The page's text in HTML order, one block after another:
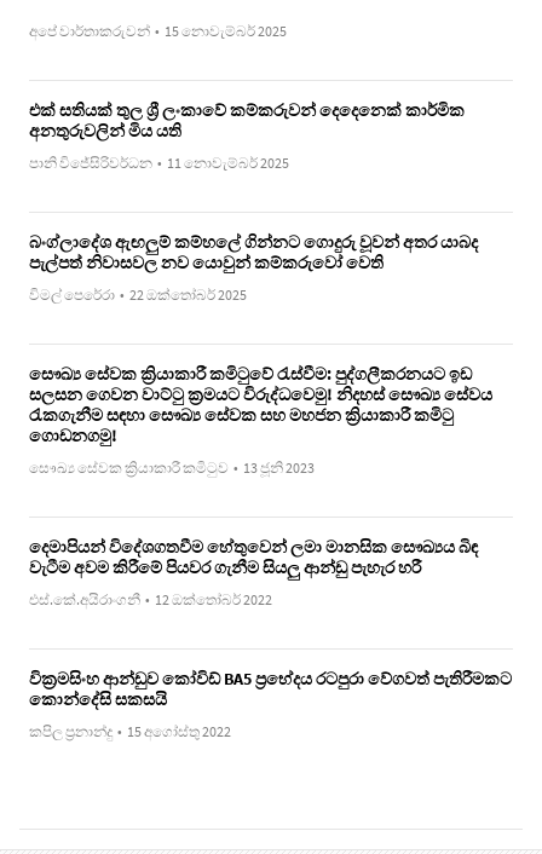
අපේ වාර්තාකරුවන් • 15 නොවැම්බර් 2025
එක් සතියක් තුල ශ්‍රී ලංකාවේ කම්කරුවන් දෙදෙනෙක් කාර්මික
අනතුරුවලින් මිය යති
පානි විජේසිරිවර්ධන • 11 නොවැම්බර් 2025
බංග්ලාදේශ ඇඟලුම් කම්හලේ ගින්නට ගොදුරු වූවන් අතර යාබද
පැල්පත් නිවාසවල නව යොවුන් කම්කරුවෝ වෙති
විමල් පෙරේරා • 22 ඔක්තෝබර් 2025
සෞඛ්‍ය සේවක ක්‍රියාකාරී කමිටුවේ රැස්වීම: පුද්ගලීකරනයට ඉඩ
සලසන ගෙවන වාට්ටු ක්‍රමයට විරුද්ධවෙමු! නිදහස් සෞඛ්‍ය සේවය
රැකගැනීම සඳහා සෞඛ්‍ය සේවක සහ මහජන ක්‍රියාකාරී කමිටු
ගොඩනගමු!
සෞඛ්‍ය සේවක ක්‍රියාකාරී කමිටුව • 13 ජූනි 2023
දෙමාපියන් විදේශගතවීම හේතුවෙන් ලමා මානසික සෞඛ්‍යය බිඳ
වැටීම අවම කිරීමේ පියවර ගැනීම සියලු ආන්ඩු පැහැර හරී
එස්.කේ.අයිරාංගනී • 12 ඔක්තෝබර් 2022
වික්‍රමසිංහ ආන්ඩුව කෝවිඩ් BA5 ප්‍රභේදය රටපුරා වේගවත් පැතිරීමකට
කොන්දේසි සකසයි
කපිල ප්‍රනාන්දු • 15 අගෝස්තු 2022